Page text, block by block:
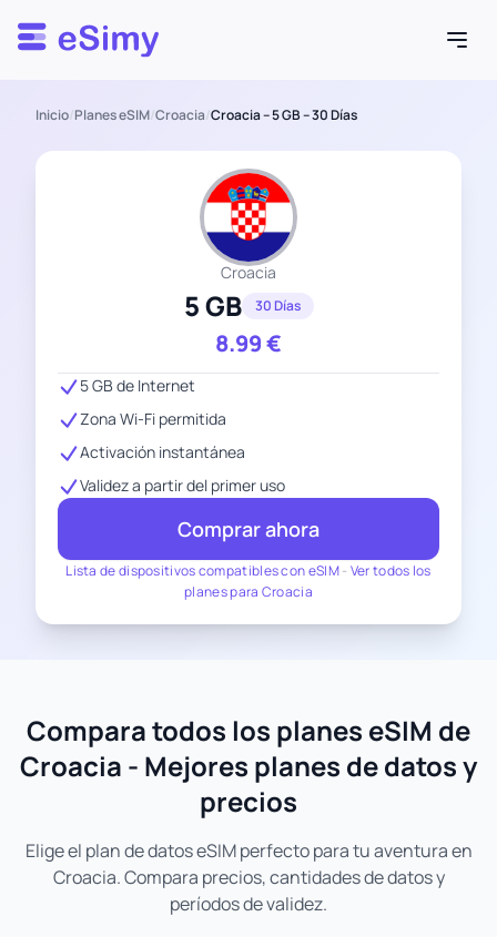
Esimy
Inicio/Planes eSIM/Croacia/Croacia – 5 GB – 30 Días
Croacia
5 GB 30 Días
8.99€
Lista de dispositivos compatibles con eSIM- Ver todos los
planes para Croacia
5 GB de Internet
Zona Wi-Fi permitida
Activación instantánea
Validez a partir del primer uso
Comprar ahora
Compara todos los planes eSIM de
Croacia - Mejores planes de datos y
precios
Elige el plan de datos eSIM perfecto para tu aventura en
Croacia. Compara precios, cantidades de datos y
períodos de validez.